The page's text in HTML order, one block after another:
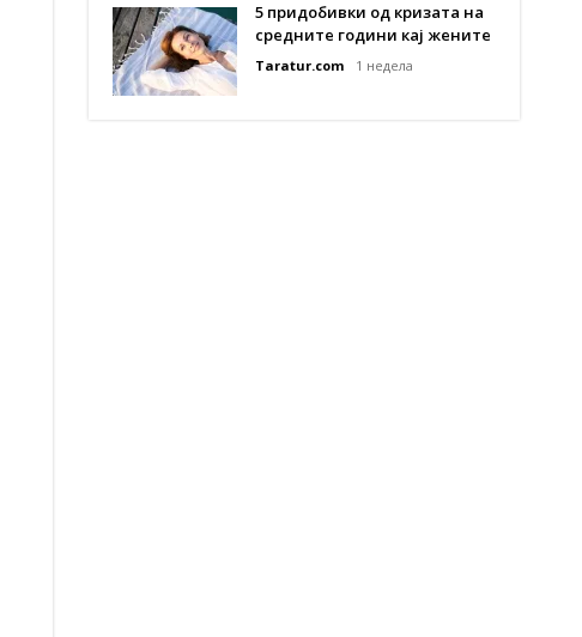
5 придобивки од кризата на
средните години кај жените
Taratur.com 1 недела